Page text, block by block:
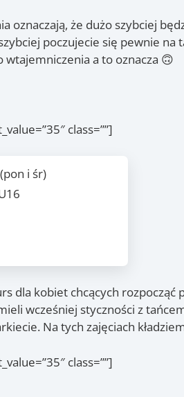
oznaczają, że dużo szybciej
poczujecie się pewnie
a to oznacza 🙃
class=””]
i śr)
(pon.), 14.08(śr.),
(pon.)
dla kobiet chcących rozpocząć
wcześniej styczności z
Na tych zajęciach
class=””]